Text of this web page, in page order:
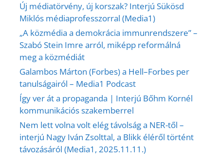
Új médiatörvény, új korszak? Interjú Sükösd
Miklós médiaprofesszorral (Media1)
„A közmédia a demokrácia immunrendszere” –
Szabó Stein Imre arról, miképp reformálná
meg a közmédiát
Galambos Márton (Forbes) a Hell–Forbes per
tanulságairól – Media1 Podcast
Így ver át a propaganda | Interjú Bőhm Kornél
kommunikációs szakemberrel
Nem lett volna volt elég távolság a NER-től –
interjú Nagy Iván Zsolttal, a Blikk éléről történt
távozásáról (Media1, 2025.11.11.)